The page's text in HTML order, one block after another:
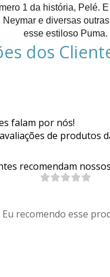
1 da história, Pelé.
Neymar e diversas
esse estiloso Puma.
dos
falam por nós!
de produtos
recomendam
Eu recomendo esse